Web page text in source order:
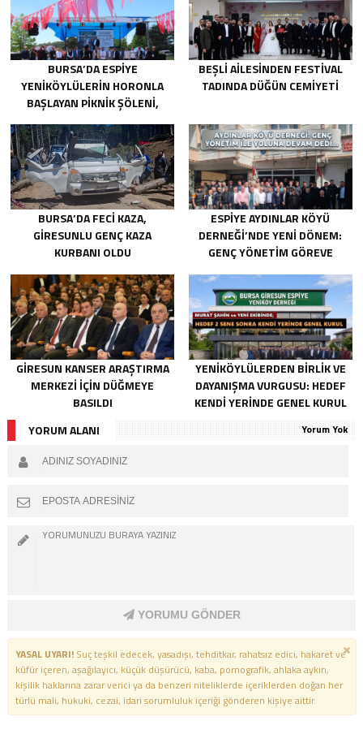
BURSA’DA ESPIYE
YENIKÖYLÜLERIN HORONLA
BAŞLAYAN PIKNIK ŞÖLENI,
TAÇLANDI
BEŞLI AILESINDEN FESTIVAL
TADINDA DÜĞÜN CEMIYETI
BURSA’DA FECI KAZA,
GIRESUNLU GENÇ KAZA
KURBANI OLDU
ESPIYE AYDINLAR KÖYÜ
DERNEĞI’NDE YENI DÖNEM:
GENÇ YÖNETIM GÖREVE
GIRESUN KANSER ARAŞTIRMA
MERKEZI İÇIN DÜĞMEYE
BASILDI
YENIKÖYLÜLERDEN BIRLIK VE
DAYANIŞMA VURGUSU: HEDEF
KENDI YERINDE GENEL KURUL
YORUM ALANI
Yorum Yok
YORUMU GÖNDER
YASAL UYARI!Suç teşkil edecek, yasadışı, tehditkar, rahatsız edici, hakaret ve
küfür içeren, aşağılayıcı, küçük düşürücü, kaba, pornografik, ahlaka aykırı,
kişilik haklarına zarar verici ya da benzeri niteliklerde içeriklerden doğan her
türlü mali, hukuki, cezai, idari sorumluluk içeriği gönderen kişiye aittir.